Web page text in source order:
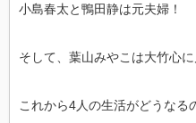
小島春太と鴨田静は元夫婦！
そして、葉山みやこは大竹心に
これから4人の生活がどうなる